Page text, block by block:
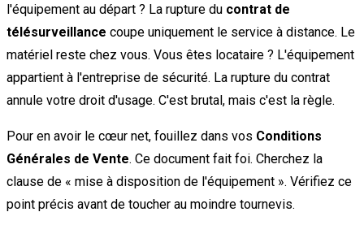
l'équipement au départ ? La rupture du contrat de
télésurveillance coupe uniquement le service à distance. Le
matériel reste chez vous. Vous êtes locataire ? L'équipement
appartient à l'entreprise de sécurité. La rupture du contrat
annule votre droit d'usage. C'est brutal, mais c'est la règle.
Pour en avoir le cœur net, fouillez dans vos Conditions
Générales de Vente. Ce document fait foi. Cherchez la
clause de « mise à disposition de l'équipement ». Vérifiez ce
point précis avant de toucher au moindre tournevis.